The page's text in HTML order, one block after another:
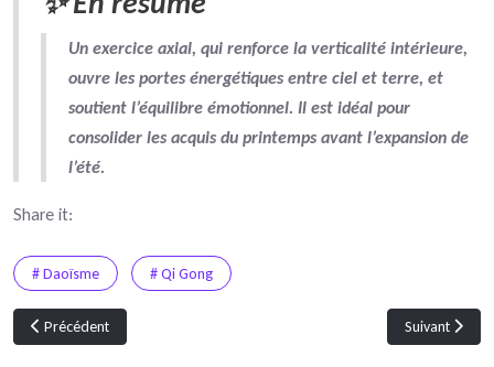
Un exercice axial, qui renforce la verticalité intérieure,
ouvre les portes énergétiques entre ciel et terre, et
soutient l’équilibre émotionnel. Il est idéal pour
consolider les acquis du printemps avant l’expansion de
l’été.
Share it:
# Daoïsme # Qi Gong
Article précédent : Jié Qì 9 : 芒种 [mángzhǒng] – Grains en épis (5–7 juin
Précédent Article
Suivant